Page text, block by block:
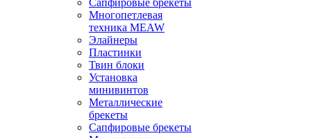
Сапфировые брекеты
Многопетлевая
техника MEAW
Элайнеры
Пластинки
Твин блоки
Установка
минивинтов
Металлические
брекеты
Сапфировые брекеты